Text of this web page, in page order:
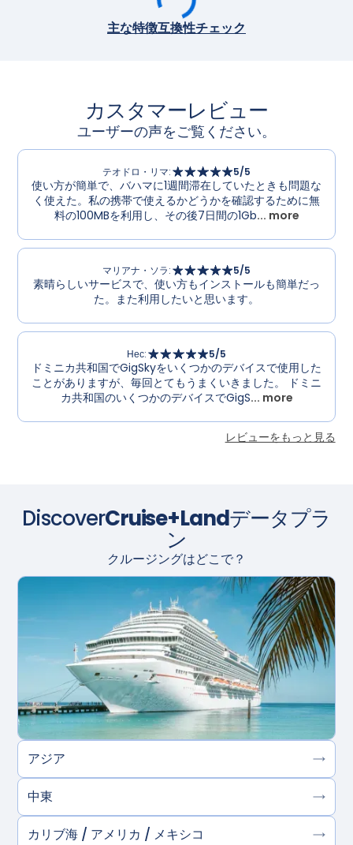
主な特徴互換性チェック
カスタマーレビュー
ユーザーの声をご覧ください。
テオドロ・リマ: 5/5
使い方が簡単で、バハマに1週間滞在していたときも問題な
く使えた。私の携帯で使えるかどうかを確認するために無
料の100MBを利用し、その後7日間の1Gb... more
マリアナ・ソラ: 5/5
素晴らしいサービスで、使い方もインストールも簡単だっ
た。また利用したいと思います。
Нес: 5/5
ドミニカ共和国でGigSkyをいくつかのデバイスで使用した
ことがありますが、毎回とてもうまくいきました。 ドミニ
カ共和国のいくつかのデバイスでGigS... more
レビューをもっと見る
DiscoverCruise+Landデータプラ
ン
クルージングはどこで？
アジア
中東
カリブ海 / アメリカ / メキシコ